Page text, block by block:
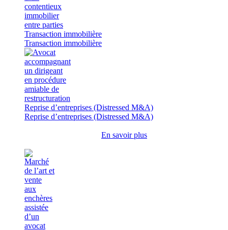
Transaction immobilière
Transaction immobilière
Reprise d’entreprises (Distressed M&A)
Reprise d’entreprises (Distressed M&A)
En savoir plus